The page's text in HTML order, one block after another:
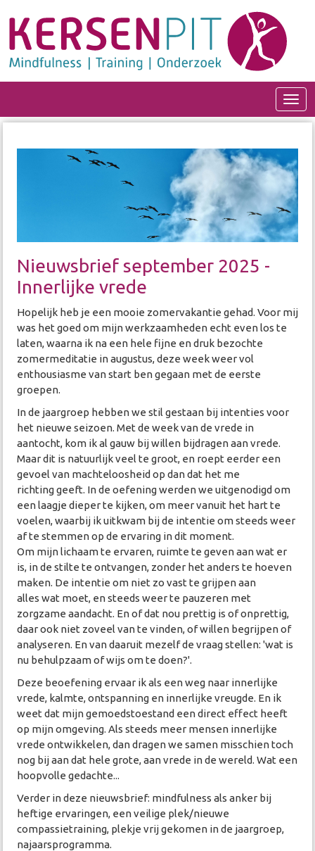
Nieuwsbrief september 2025 -
Innerlijke vrede
Hopelijk heb je een mooie zomervakantie gehad. Voor mij
was het goed om mijn werkzaamheden echt even los te
laten, waarna ik na een hele fijne en druk bezochte
zomermeditatie in augustus, deze week weer vol
enthousiasme van start ben gegaan met de eerste
groepen.
In de jaargroep hebben we stil gestaan bij intenties voor
het nieuwe seizoen. Met de week van de vrede in
aantocht, kom ik al gauw bij willen bijdragen aan vrede.
Maar dit is natuurlijk veel te groot, en roept eerder een
gevoel van machteloosheid op dan dat het me
richting geeft. In de oefening werden we uitgenodigd om
een laagje dieper te kijken, om meer vanuit het hart te
voelen, waarbij ik uitkwam bij de intentie om steeds weer
af te stemmen op de ervaring in dit moment.
Om mijn lichaam te ervaren, ruimte te geven aan wat er
is, in de stilte te ontvangen, zonder het anders te hoeven
maken. De intentie om niet zo vast te grijpen aan
alles wat moet, en steeds weer te pauzeren met
zorgzame aandacht. En of dat nou prettig is of onprettig,
daar ook niet zoveel van te vinden, of willen begrijpen of
analyseren. En van daaruit mezelf de vraag stellen: 'wat is
nu behulpzaam of wijs om te doen?'.
Deze beoefening ervaar ik als een weg naar innerlijke
vrede, kalmte, ontspanning en innerlijke vreugde. En ik
weet dat mijn gemoedstoestand een direct effect heeft
op mijn omgeving. Als steeds meer mensen innerlijke
vrede ontwikkelen, dan dragen we samen misschien toch
nog bij aan dat hele grote, aan vrede in de wereld. Wat een
hoopvolle gedachte...
Verder in deze nieuwsbrief: mindfulness als anker bij
heftige ervaringen, een veilige plek/nieuwe
compassietraining, plekje vrij gekomen in de jaargroep,
najaarsprogramma.